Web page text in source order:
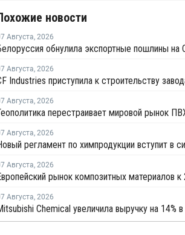
новости
Августа, 2026
Августа, 2026
Августа, 2026
Августа, 2026
Августа, 2026
Августа, 2026